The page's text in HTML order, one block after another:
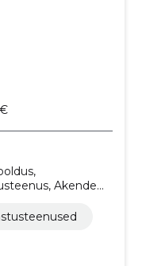
Akende
ehitusjärgne
grafiti